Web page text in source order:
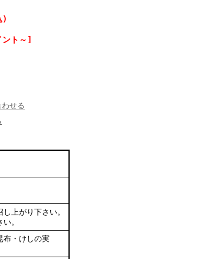
)
ト～]
せる
上がり下さい。
。
布・けしの実